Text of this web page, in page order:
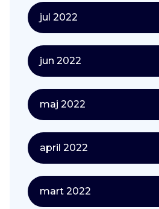
jul 2022
jun 2022
maj 2022
april 2022
mart 2022